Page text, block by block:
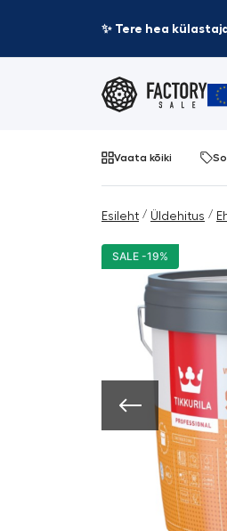
✨ Tere hea
Vaata kõiki
Esileht / Üldehitus /
SALE -19%